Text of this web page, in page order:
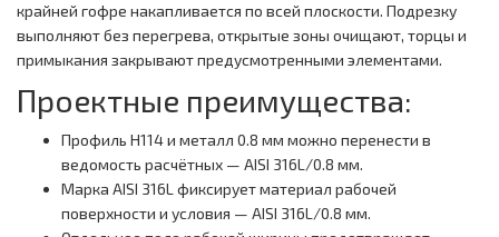
крайней гофре накапливается по всей плоскости. Подрезку
выполняют без перегрева, открытые зоны очищают, торцы и
примыкания закрывают предусмотренными элементами.
Проектные преимущества:
Профиль Н114 и металл 0.8 мм можно перенести в
ведомость расчётных — AISI 316L/0.8 мм.
Марка AISI 316L фиксирует материал рабочей
поверхности и условия — AISI 316L/0.8 мм.